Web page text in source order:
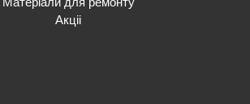
Акціі